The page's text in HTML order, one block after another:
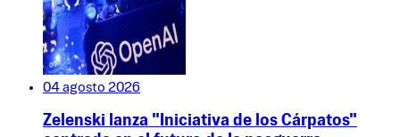
04 agosto 2026
Zelenski lanza "Iniciativa de los Cárpatos"